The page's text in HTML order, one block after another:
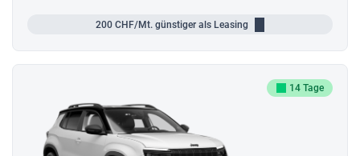
200 CHF/Mt. günstiger als Leasing
14 Tage